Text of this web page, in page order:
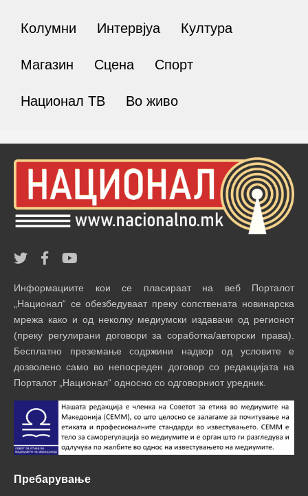
Колумни Интервјуа Култура
Магазин Сцена Спорт
Национал ТВ Во живо
Информациите кои се пласираат на веб Порталот
„Национал“ се обезбедуваат преку сопствената новинарска
мрежа како и од неколку медиумски издавачи од регионот
(преку регулирани договори за соработка/авторски права).
Бесплатно преземање содржини надвор од условите е
дозволено само во непосреден договор со редакцијата на
Порталот „Национал“ односно со одговорниот уредник.
Пребарување